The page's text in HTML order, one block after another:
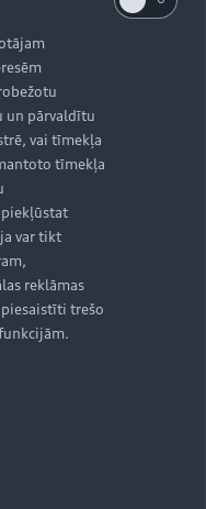
un pārvaldītu
vai tīmekļa
tīmekļa
piekļūstat
var tikt
reklāmas
trešo